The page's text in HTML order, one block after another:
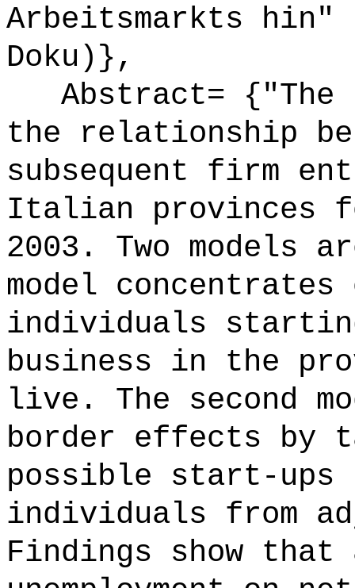
Arbeitsmarkts
Doku)},
Abstract= {"The
the relationship
subsequent firm
Italian provinces
2003. Two models
model concentrates
individuals
business in the
live. The second
border effects by
possible start-ups
individuals from
Findings show